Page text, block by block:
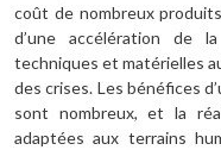
coût de nombreux
d’une accélération de
techniques et matérielles
des crises. Les bénéfices
sont nombreux, et la
adaptées aux terrains